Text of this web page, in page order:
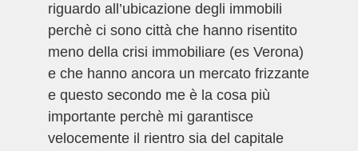
riguardo all’ubicazione degli immobili
perchè ci sono città che hanno risentito
meno della crisi immobiliare (es Verona)
e che hanno ancora un mercato frizzante
e questo secondo me è la cosa più
importante perchè mi garantisce
velocemente il rientro sia del capitale